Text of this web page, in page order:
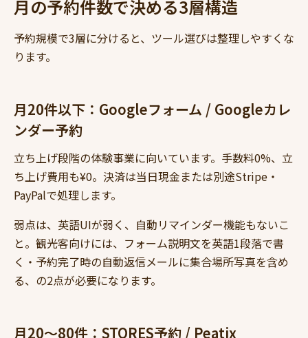
月の予約件数で決める3層構造
予約規模で3層に分けると、ツール選びは整理しやすくな
ります。
月20件以下：Googleフォーム / Googleカレ
ンダー予約
立ち上げ段階の体験事業に向いています。手数料0%、立
ち上げ費用も¥0。決済は当日現金または別途Stripe・
PayPalで処理します。
弱点は、英語UIが弱く、自動リマインダー機能もないこ
と。観光客向けには、フォーム説明文を英語1段落で書
く・予約完了時の自動返信メールに集合場所写真を含め
る、の2点が必要になります。
月20〜80件：STORES予約 / Peatix